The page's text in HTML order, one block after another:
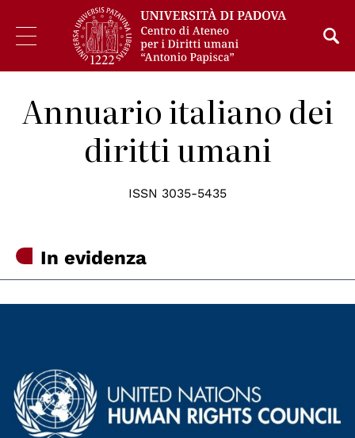
Annuario italiano dei
diritti umani
ISSN 3035-5435
In evidenza